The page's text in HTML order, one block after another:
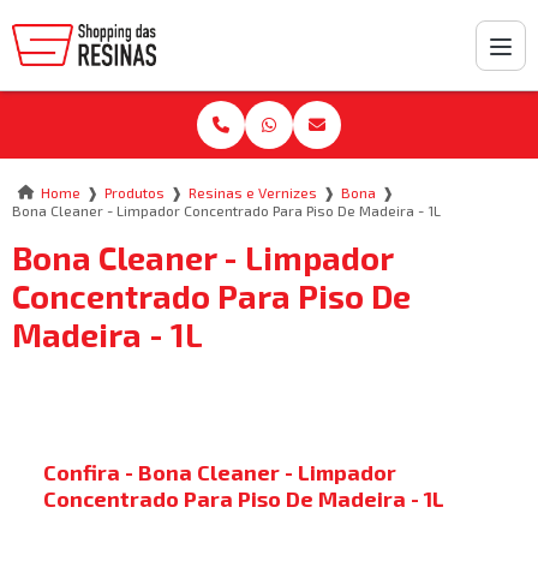
Home ❱ Produtos ❱ Resinas e Vernizes ❱ Bona ❱
Bona Cleaner - Limpador Concentrado Para Piso De Madeira - 1L
Bona Cleaner - Limpador
Concentrado Para Piso De
Madeira - 1L
Confira - Bona Cleaner - Limpador
Concentrado Para Piso De Madeira - 1L